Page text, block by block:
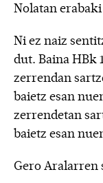
Nolatan
Ni ez naiz
dut. Baina HBk
zerrendan
baietz esan
zerrendetan
baietz esan
Gero Aralarren